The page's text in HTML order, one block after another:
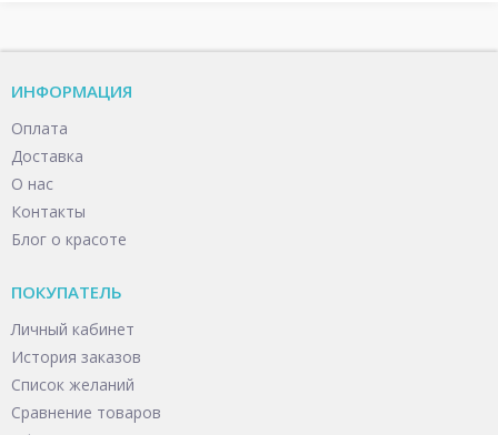
ИНФОРМАЦИЯ
Оплата
Доставка
О нас
Контакты
Блог о красоте
ПОКУПАТЕЛЬ
Личный кабинет
История заказов
Список желаний
Сравнение товаров